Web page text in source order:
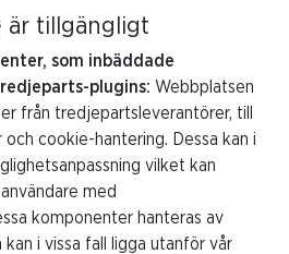
är tillgängligt
som inbäddade
plugins: Webbplatsen
från tredjepartsleverantörer, till
cookie-hantering. Dessa kan i
vilket kan
med
komponenter hanteras av
i vissa fall ligga utanför vår